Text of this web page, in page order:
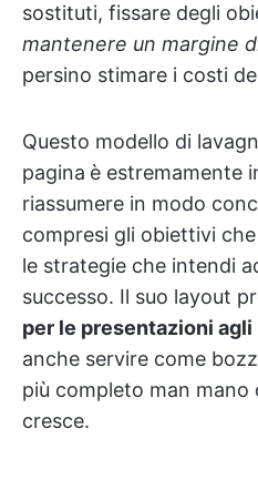
sostituti, fissare degli
mantenere un margine
persino stimare i costi
Questo modello di
pagina è estremamente
riassumere in modo
compresi gli obiettivi
le strategie che intendi
successo. Il suo layout
per le presentazioni
anche servire come
più completo man mano
cresce.